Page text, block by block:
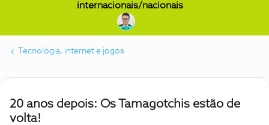
internacionais/nacionais
Tecnologia, internet e jogos
20 anos depois: Os Tamagotchis estão de
volta!